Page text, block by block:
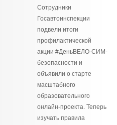
Сотрудники
Госавтоинспекции
подвели итоги
профилактической
акции #ДеньВЕЛО-СИМ-
безопасности и
объявили о старте
масштабного
образовательного
онлайн-проекта. Теперь
изучать правила